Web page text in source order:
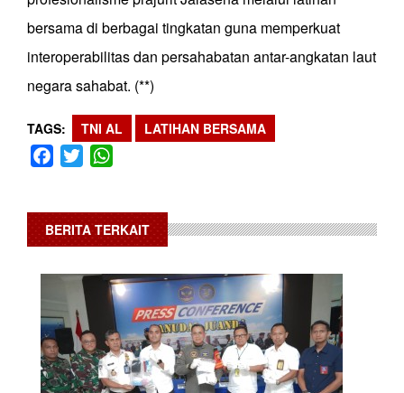
bersama di berbagai tingkatan guna memperkuat
interoperabilitas dan persahabatan antar-angkatan laut
negara sahabat. (**)
TAGS TNI AL LATIHAN BERSAMA
Facebook
Twitter
BERITA TERKAIT